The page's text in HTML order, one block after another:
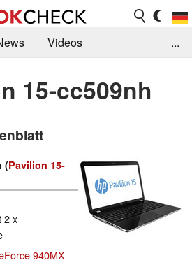
Videos
Suche
Jobs
...
15-cc509nh
(Pavilion 15-
2 x
940MX